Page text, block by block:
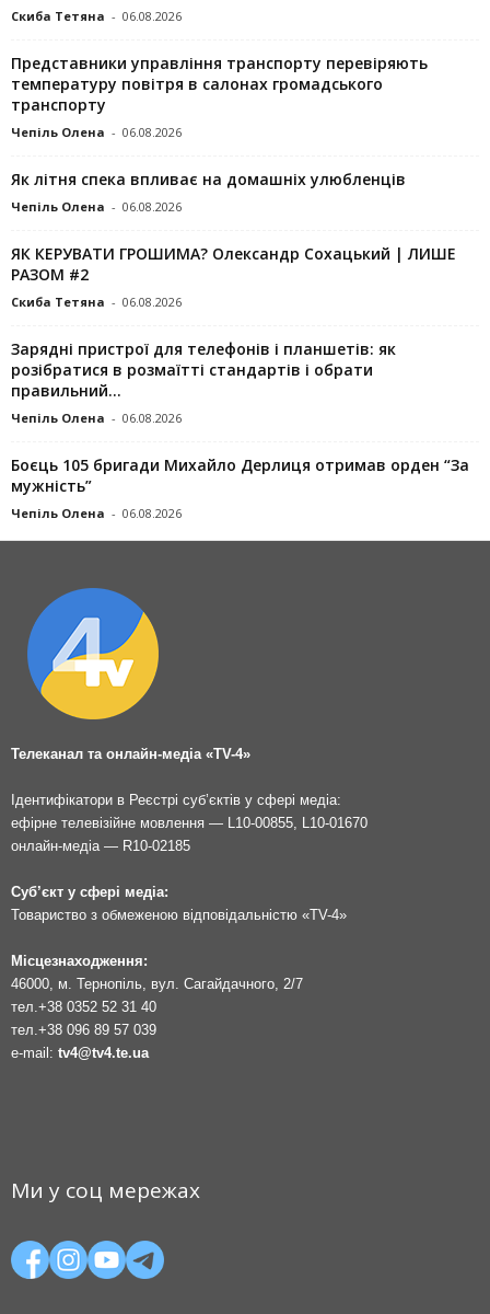
Скиба Тетяна - 06.08.2026
Представники управління транспорту перевіряють
температуру повітря в салонах громадського
транспорту
Чепіль Олена - 06.08.2026
Як літня спека впливає на домашніх улюбленців
Чепіль Олена - 06.08.2026
ЯК КЕРУВАТИ ГРОШИМА? Олександр Сохацький | ЛИШЕ
РАЗОМ #2
Скиба Тетяна - 06.08.2026
Зарядні пристрої для телефонів і планшетів: як
розібратися в розмаїтті стандартів і обрати
правильний...
Чепіль Олена - 06.08.2026
Боєць 105 бригади Михайло Дерлиця отримав орден “За
мужність”
Чепіль Олена - 06.08.2026
Телеканал та онлайн-медіа «TV-4»
Ідентифікатори в Реєстрі суб’єктів у сфері медіа:
ефірне телевізійне мовлення — L10-00855, L10-01670
онлайн-медіа — R10-02185
Суб’єкт у сфері медіа:
Товариство з обмеженою відповідальністю «TV-4»
Місцезнаходження:
46000, м. Тернопіль, вул. Сагайдачного, 2/7
тел. +38 0352 52 31 40
тел. +38 096 89 57 039
e-mail: tv4@tv4.te.ua
Ми у соц мережах